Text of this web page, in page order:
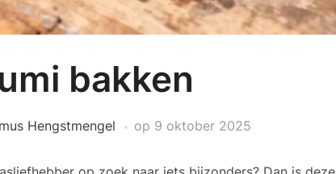
bakken
Hengstmengel op 9 oktober 2025